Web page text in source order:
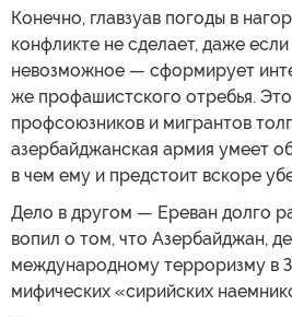
Конечно, главзуав погоды в
конфликте не сделает, даже
невозможное — сформирует
же профашистского отребья.
профсоюзников и мигрантов
азербайджанская армия умеет
в чем ему и предстоит вскоре
Дело в другом — Ереван долго
вопил о том, что Азербайджан,
международному терроризму в
мифических «сирийских